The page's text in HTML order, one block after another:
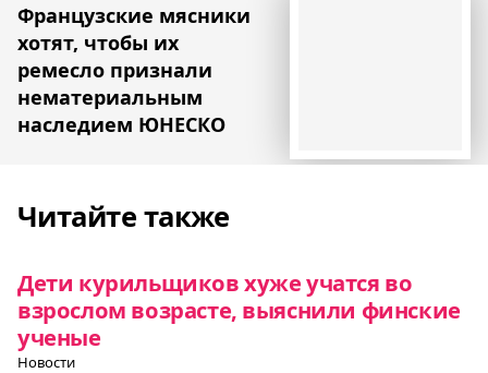
Французские мясники
хотят, чтобы их
ремесло признали
нематериальным
наследием ЮНЕСКО
Читайте также
Дети курильщиков хуже учатся во
взрослом возрасте, выяснили финские
ученые
Новости